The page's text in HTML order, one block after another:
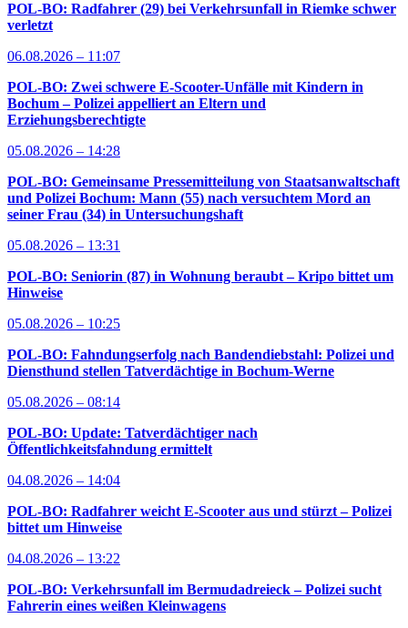
POL-BO: Radfahrer (29) bei Verkehrsunfall in Riemke schwer
verletzt
06.08.2026 – 11:07
POL-BO: Zwei schwere E-Scooter-Unfälle mit Kindern in
Bochum – Polizei appelliert an Eltern und
Erziehungsberechtigte
05.08.2026 – 14:28
POL-BO: Gemeinsame Pressemitteilung von Staatsanwaltschaft
und Polizei Bochum: Mann (55) nach versuchtem Mord an
seiner Frau (34) in Untersuchungshaft
05.08.2026 – 13:31
POL-BO: Seniorin (87) in Wohnung beraubt – Kripo bittet um
Hinweise
05.08.2026 – 10:25
POL-BO: Fahndungserfolg nach Bandendiebstahl: Polizei und
Diensthund stellen Tatverdächtige in Bochum-Werne
05.08.2026 – 08:14
POL-BO: Update: Tatverdächtiger nach
Öffentlichkeitsfahndung ermittelt
04.08.2026 – 14:04
POL-BO: Radfahrer weicht E-Scooter aus und stürzt – Polizei
bittet um Hinweise
04.08.2026 – 13:22
POL-BO: Verkehrsunfall im Bermudadreieck – Polizei sucht
Fahrerin eines weißen Kleinwagens